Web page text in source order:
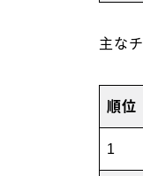
主な
順位
1